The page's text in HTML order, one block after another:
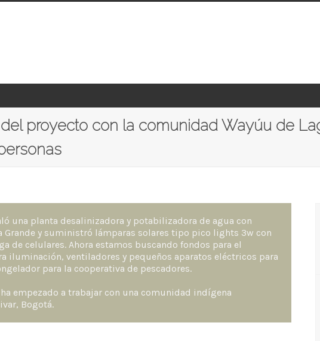
proyecto con la comunidad Wayúu de
una planta desalinizadora y potabilizadora de agua con
Grande y suministró lámparas solares tipo pico lights 3w con
de celulares. Ahora estamos buscando fondos para el
iluminación, ventiladores y pequeños aparatos eléctricos para
para la cooperativa de pescadores.
empezado a trabajar con una comunidad indígena
Bogotá.